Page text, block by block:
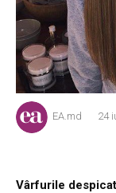
EA.md 24
Vârfurile